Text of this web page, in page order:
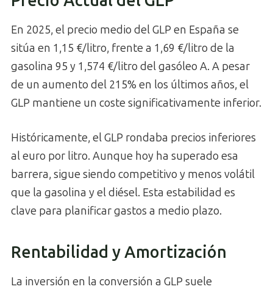
En 2025, el precio medio del GLP en España se
sitúa en 1,15 €/litro, frente a 1,69 €/litro de la
gasolina 95 y 1,574 €/litro del gasóleo A. A pesar
de un aumento del 215% en los últimos años, el
GLP mantiene un coste significativamente inferior.
Históricamente, el GLP rondaba precios inferiores
al euro por litro. Aunque hoy ha superado esa
barrera, sigue siendo competitivo y menos volátil
que la gasolina y el diésel. Esta estabilidad es
clave para planificar gastos a medio plazo.
Rentabilidad y Amortización
La inversión en la conversión a GLP suele